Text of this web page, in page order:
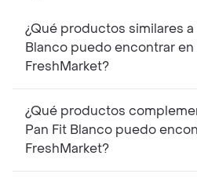
¿Qué productos similares a
Blanco puedo encontrar en
FreshMarket?
¿Qué productos
Pan Fit Blanco puedo
FreshMarket?